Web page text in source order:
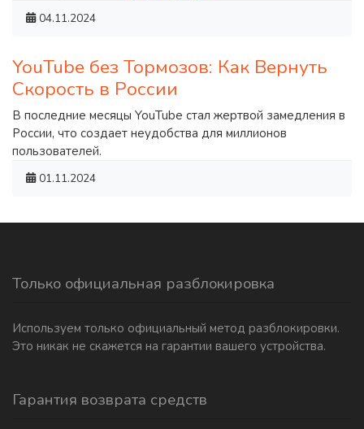
04.11.2024
YouTube без Тормозов: Как Вернуть
Скорость в России
В последние месяцы YouTube стал жертвой замедления в
России, что создает неудобства для миллионов
пользователей.
01.11.2024
Только официальная разблокировка
Используем только официальный метод разблокировки.
Это никак не скажется на гарантии вашего устройства.
Гарантия возврата средств